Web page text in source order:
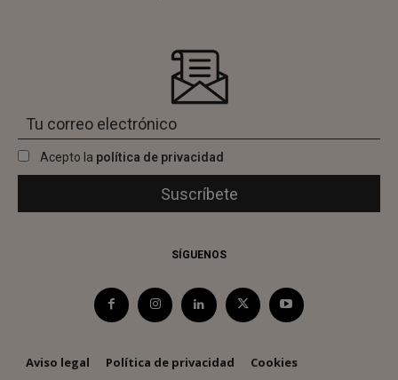
Acepto la política de privacidad
SÍGUENOS
Aviso legal Política de privacidad Cookies